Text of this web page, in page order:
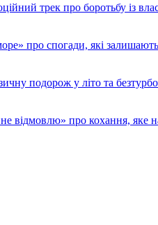
трек про боротьбу із
про спогади, які
подорож у літо та
відмовлю» про кохання, яке